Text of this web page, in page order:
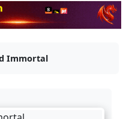
Immortal